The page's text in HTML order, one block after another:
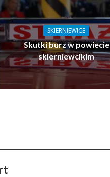
SKIERNIEWICE
Skutki burz w powiecie
skierniewcikim